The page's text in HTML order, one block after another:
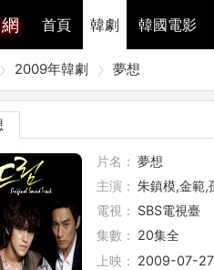
首頁 韓劇 韓國電影
2009年韓劇 夢想
片名： 夢想
主演： 朱鎮模,金範,
電視： SBS電視臺
集數： 20集全
上映： 2009-07-27